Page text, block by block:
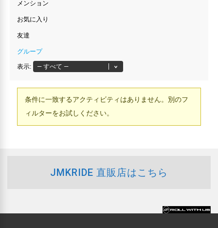
メンション
お気に入り
友達
グループ
表示:
条件に一致するアクティビティはありません。別のフ
ィルターをお試しください。
JMKRIDE 直販店はこちら